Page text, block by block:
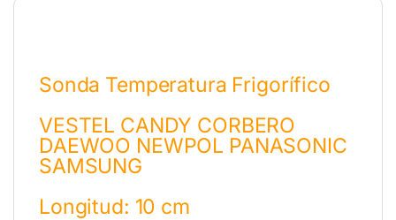
Sonda Temperatura Frigorífico
VESTEL CANDY CORBERO
DAEWOO NEWPOL PANASONIC
SAMSUNG
Longitud: 10 cm